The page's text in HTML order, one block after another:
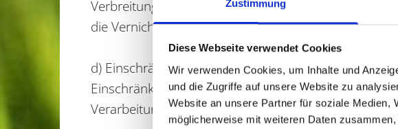
Zustimmung
Diese Webseite verwendet Cookies
Wir verwenden Cookies, um Inhalte und
und die Zugriffe auf unsere Website zu
Website an unsere Partner für soziale Medien,
möglicherweise mit weiteren Daten
Verbreitung oder eine andere Form der
die Vernichtung.
d) Einschränkung der Verarbeitung
Einschränkung der Verarbeitung ist die Markierung
Verarbeitung einzuschränken.